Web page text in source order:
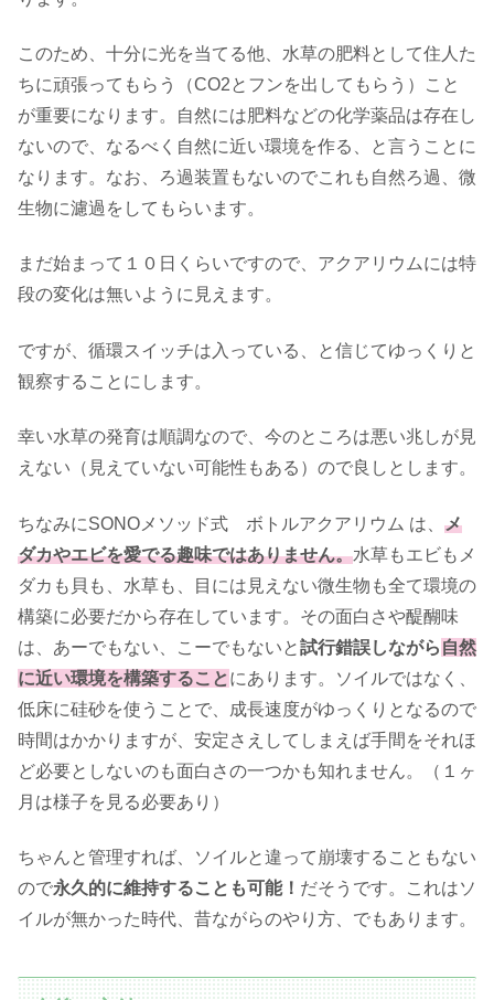
このため、十分に光を当てる他、水草の肥料として住人た
ちに頑張ってもらう（CO2とフンを出してもらう）こと
が重要になります。自然には肥料などの化学薬品は存在し
ないので、なるべく自然に近い環境を作る、と言うことに
なります。なお、ろ過装置もないのでこれも自然ろ過、微
生物に濾過をしてもらいます。
まだ始まって１０日くらいですので、アクアリウムには特
段の変化は無いように見えます。
ですが、循環スイッチは入っている、と信じてゆっくりと
観察することにします。
幸い水草の発育は順調なので、今のところは悪い兆しが見
えない（見えていない可能性もある）ので良しとします。
ちなみにSONOメソッド式 ボトルアクアリウム は、 メ
ダカやエビを愛でる趣味ではありません。水草もエビもメ
ダカも貝も、水草も、目には見えない微生物も全て環境の
構築に必要だから存在しています。その面白さや醍醐味
は、あーでもない、こーでもないと試行錯誤しながら 自然
に近い環境を構築することにあります。ソイルではなく、
低床に硅砂を使うことで、成長速度がゆっくりとなるので
時間はかかりますが、安定さえしてしまえば手間をそれほ
ど必要としないのも面白さの一つかも知れません。（１ヶ
月は様子を見る必要あり）
ちゃんと管理すれば、ソイルと違って崩壊することもない
ので永久的に維持することも可能！ だそうです。これはソ
イルが無かった時代、昔ながらのやり方、でもあります。